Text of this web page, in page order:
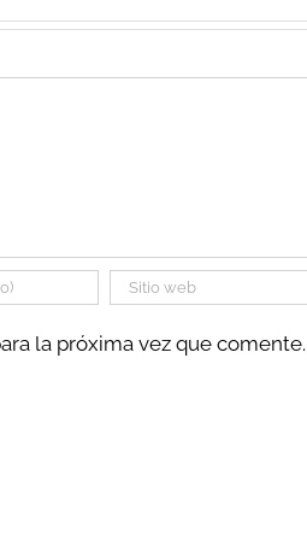
la próxima vez que comente.